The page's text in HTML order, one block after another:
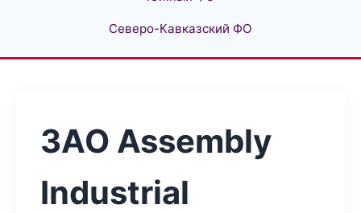
Северо-Кавказский ФО
ЗАО Assembly
Industrial